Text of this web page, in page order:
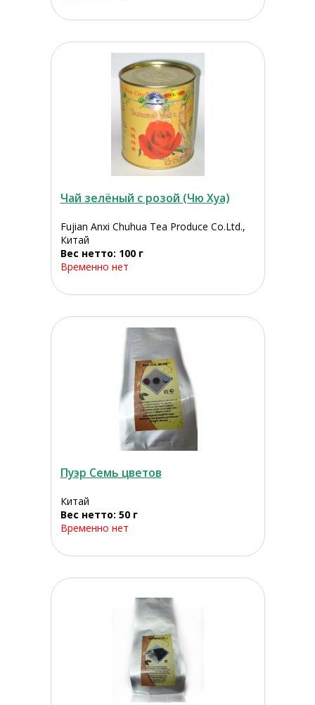
Чай зелёный с розой (Чю Хуа)
Fujian Anxi Chuhua Tea Produce Co.Ltd.,
Китай
Вес нетто: 100 г
Временно нет
Пуэр Семь цветов
Китай
Вес нетто: 50 г
Временно нет